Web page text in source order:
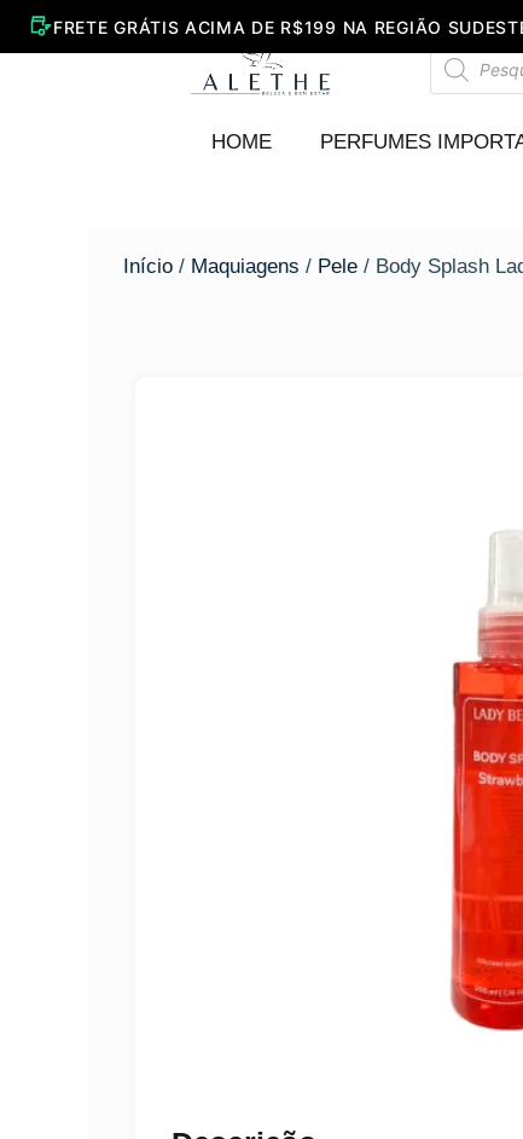
Pesquisar
produtos
HOME PERFUMES
Início / Maquiagens / Pele / Body Splash